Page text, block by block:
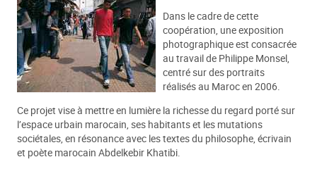
Dans le cadre de cette
coopération, une exposition
photographique est consacrée
au travail de Philippe Monsel,
centré sur des portraits
réalisés au Maroc en 2006.
Ce projet vise à mettre en lumière la richesse du regard porté sur
l’espace urbain marocain, ses habitants et les mutations
sociétales, en résonance avec les textes du philosophe, écrivain
et poète marocain Abdelkebir Khatibi.